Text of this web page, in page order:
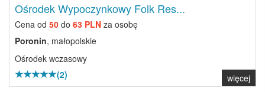
Ośrodek Wypoczynkowy Folk Res...
Cena od 50 do 63 PLN za osobę
Poronin, małopolskie
Ośrodek wczasowy
(2)
więcej